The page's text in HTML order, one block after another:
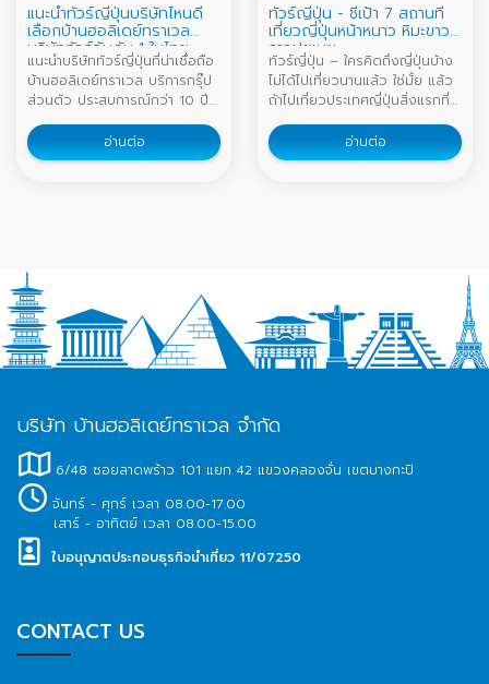
แนะนำทัวร์ญี่ปุ่นบริษัทไหนดี
เลือกบ้านฮอลิเดย์ทราเวล
บริษัททัวร์อันดับ 1 ในไทย
แนะนำบริษัททัวร์ญี่ปุ่นที่น่าเชื่อถือ
บ้านฮอลิเดย์ทราเวล บริการกรุ๊ป
ส่วนตัว ประสบการณ์กว่า 10 ปี
ครบ
อ่านต่อ
ทัวร์ญี่ปุ่น - ชี้เป้า 7 สถานที่
เที่ยวญี่ปุ่นหน้าหนาว หิมะขาวๆ
ราวปุยเมฆ
ทัวร์ญี่ปุ่น – ใครคิดถึงญี่ปุ่นบ้าง
ไม่ได้ไปเที่ยวนานแล้ว ใช่มั้ย แล้ว
ถ้าไปเที่ยวประเทศญี่ปุ่นสิ่งแรกที่
ภาพ ภูเขาไฟฟูจิ (Fujisan) หรือ
ดอกซากุระ (Cherry blossoms)
อ่านต่อ
บริษัท บ้านฮอลิเดย์ทราเวล จำกัด
6/48 ซอยลาดพร้าว 101 แยก 42 แขวงคลองจั่น เขตบางกะปิ
จันทร์ - ศุกร์ เวลา 08.00-17.00
เสาร์ - อาทิตย์ เวลา 08.00-15.00
ใบอนุญาตประกอบธุรกิจนำเที่ยว 11/07250
CONTACT US